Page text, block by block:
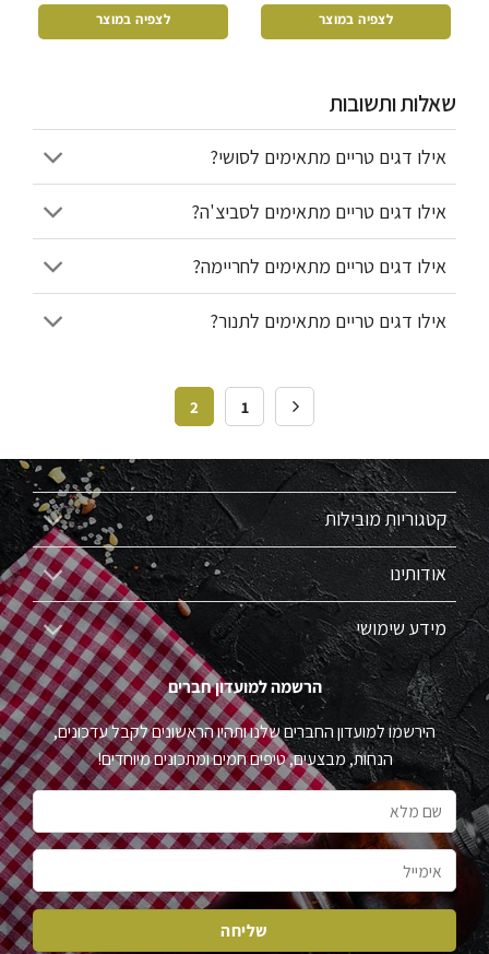
לצפיה במוצר לצפיה במוצר
שאלות ותשובות
אילו דגים טריים מתאימים לסושי?
אילו דגים טריים מתאימים לסביצ'ה?
אילו דגים טריים מתאימים לחריימה?
אילו דגים טריים מתאימים לתנור?
1
2
קטגוריות מובילות
אודותינו
מידע שימושי
הרשמה למועדון חברים
הירשמו למועדון החברים שלנו ותהיו הראשונים לקבל עדכונים,
הנחות, מבצעים, טיפים חמים ומתכונים מיוחדים!